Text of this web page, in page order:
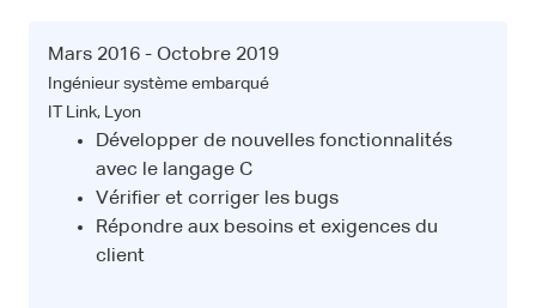
Mars 2016 - Octobre 2019
Ingénieur système embarqué
IT Link, Lyon
Développer de nouvelles fonctionnalités
avec le langage C
Vérifier et corriger les bugs
Répondre aux besoins et exigences du
client